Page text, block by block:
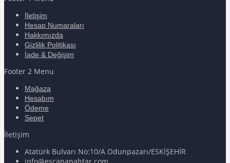
İletişim
Hesap Numaraları
Hakkımızda
Gizlilik Politikası
İade & Değişim
Footer 2 Menu
Mağaza
Hesabım
Ödeme
Sepet
İletişim
Atatürk Bulvarı No:10/A Odunpazarı/ESKİŞEHİR